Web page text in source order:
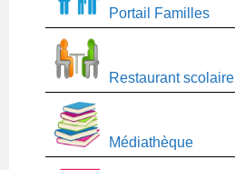
Portail Familles
Restaurant scolaire
Médiathèque